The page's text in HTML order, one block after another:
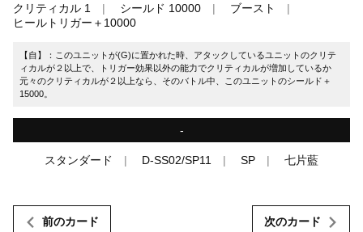
クリティカル 1
シールド 10000
ブースト
ヒールトリガー＋10000
【自】：このユニットが(G)に置かれた時、アタックしているユニットのクリテ
ィカルが２以上で、トリガー効果以外の能力でクリティカルが増加しているか
元々のクリティカルが２以上なら、そのバトル中、このユニットのシールド＋
15000。
-
スタンダード D-SS02/SP11 SP 七片藍
前のカード 次のカード